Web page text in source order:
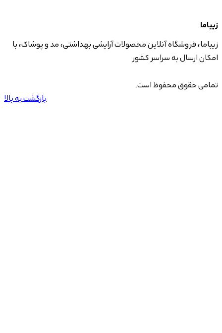
زیباما
زیباما، فروشگاه آنلاین محصولات آرایشی بهداشتی، مد و پوشاک، با
امکان ارسال به سراسر کشور
تمامی حقوق محفوظ است.
بازگشت به بالا